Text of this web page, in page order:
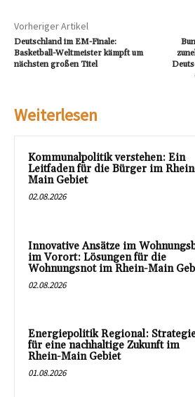
Vorheriger Artikel
Deutschland im EM-Finale:
Basketball-Weltmeister kämpft um
nächsten großen Titel
Weiterlesen
Kommunalpolitik verstehen: Ein
Leitfaden für die Bürger im
Main Gebiet
02.08.2026
Innovative Ansätze im
im Vorort: Lösungen für die
Wohnungsnot im Rhein-Main
02.08.2026
Energiepolitik Regional:
für eine nachhaltige Zukunft im
Rhein-Main Gebiet
01.08.2026